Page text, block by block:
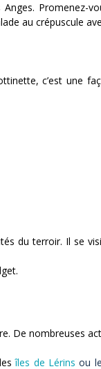
Promenez-
au crépuscule
c’est une
du terroir. Il se
De nombreuses
îles de Lérins ou le